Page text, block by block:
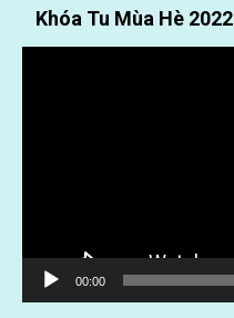
Khóa Tu Mùa Hè 2022
00:00